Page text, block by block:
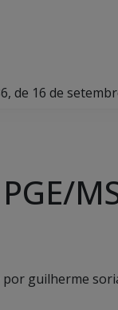
de 16 de
por guilherme